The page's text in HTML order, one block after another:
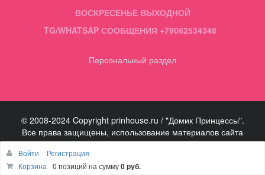
ВОСКРЕСЕНЬЕ ВЫХОДНОЙ
TG/WHATSAP СООБЩЕНИЯ +79062534348
Персональный раздел
© 2008-2024 Copyright prinhouse.ru / "Домик Принцессы".
Все права защищены, использование материалов сайта
запрещено.
Войти
Регистрация
Корзина
0 позиций на сумму0 руб.